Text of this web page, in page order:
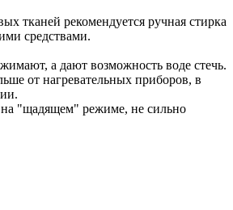
тканей рекомендуется ручная стирка
средствами.
а дают возможность воде стечь.
от нагревательных приборов, в
"щадящем" режиме, не сильно